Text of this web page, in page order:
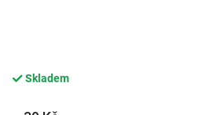
Skladem